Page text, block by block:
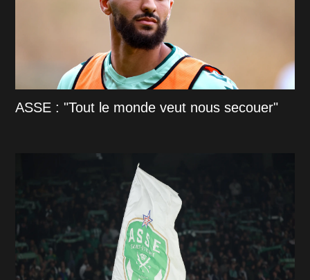
ASSE : "Tout le monde veut nous secouer"